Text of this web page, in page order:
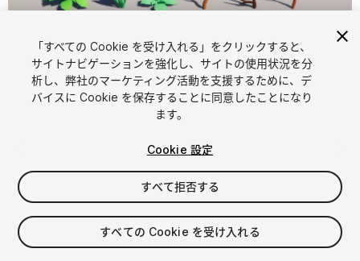
1 /8
$4.99
消費税は決済時に計算されます
「すべての Cookie を受け入れる」をクリックすると、
サイトナビゲーションを強化し、サイトの使用状況を分
析し、弊社のマーケティング活動を支援するために、デ
バイスに Cookie を保存することに同意したことになり
ます。
Cookie 設定
すべて拒否する
すべての Cookie を受け入れる